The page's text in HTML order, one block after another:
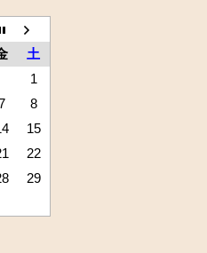
土
1
8
15
22
29